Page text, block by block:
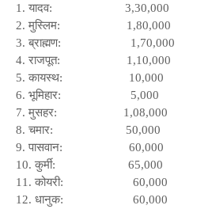
1. यादव:
3,30,000
2. मुस्लिम:
1,80,000
3. ब्राह्मण:
1,70,000
4. राजपूत:
1,10,000
5. कायस्थ:
10,000
6. भूमिहार:
5,000
7. मुसहर:
1,08,000
8. चमार:
50,000
9. पासवान:
60,000
10. कुर्मी:
65,000
11. कोयरी:
60,000
12. धानुक:
60,000